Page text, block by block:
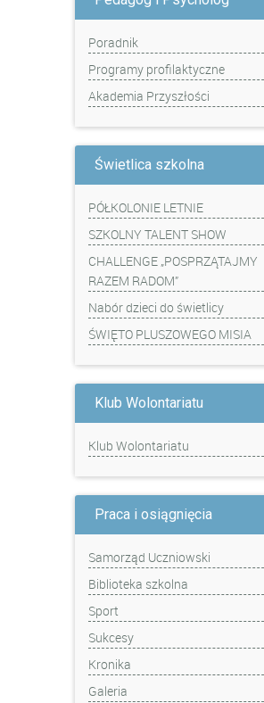
Poradnik
Programy profilaktyczne
Akademia Przyszłości
Świetlica szkolna
PÓŁKOLONIE LETNIE
SZKOLNY TALENT SHOW
CHALLENGE „POSPRZĄTAJMY
RAZEM RADOM”
Nabór dzieci do świetlicy
ŚWIĘTO PLUSZOWEGO MISIA
Klub Wolontariatu
Klub Wolontariatu
Praca i osiągnięcia
Samorząd Uczniowski
Biblioteka szkolna
Sport
Sukcesy
Kronika
Galeria